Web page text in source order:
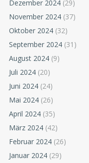
Dezember 2024 (29)
November 2024 (37)
Oktober 2024 (32)
September 2024 (31)
August 2024 (9)
Juli 2024 (20)
Juni 2024 (24)
Mai 2024 (26)
April 2024 (35)
März 2024 (42)
Februar 2024 (26)
Januar 2024 (29)